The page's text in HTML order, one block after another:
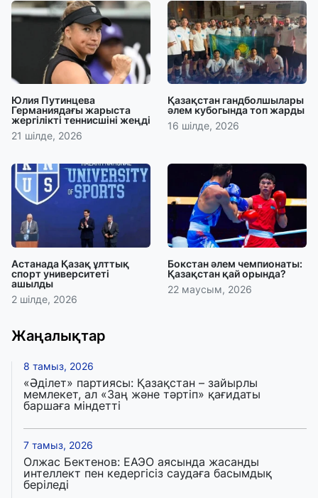
Юлия Путинцева
Германиядағы жарыста
жергілікті теннисшіні жеңді
21 шілде, 2026
Қазақстан гандболшылары
әлем кубогында топ жарды
16 шілде, 2026
Астанада Қазақ ұлттық
спорт университеті
ашылды
2 шілде, 2026
Бокстан әлем чемпионаты:
Қазақстан қай орында?
22 маусым, 2026
Жаңалықтар
8 тамыз, 2026
«Әділет» партиясы: Қазақстан – зайырлы
мемлекет, ал «Заң және тәртіп» қағидаты
баршаға міндетті
7 тамыз, 2026
Олжас Бектенов: ЕАЭО аясында жасанды
интеллект пен кедергісіз саудаға басымдық
беріледі